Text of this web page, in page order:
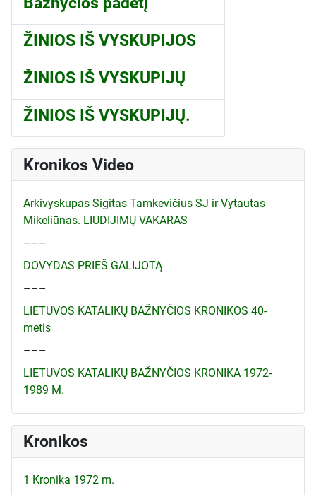
ŽINIOS IŠ VYSKUPIJOS
ŽINIOS IŠ VYSKUPIJŲ
ŽINIOS IŠ VYSKUPIJŲ.
Kronikos Video
Arkivyskupas Sigitas Tamkevičius SJ ir Vytautas
Mikeliūnas. LIUDIJIMŲ VAKARAS
–––
DOVYDAS PRIEŠ GALIJOTĄ
–––
LIETUVOS KATALIKŲ BAŽNYČIOS KRONIKOS 40-
metis
–––
LIETUVOS KATALIKŲ BAŽNYČIOS KRONIKA 1972-
1989 M.
Kronikos
1 Kronika 1972 m.